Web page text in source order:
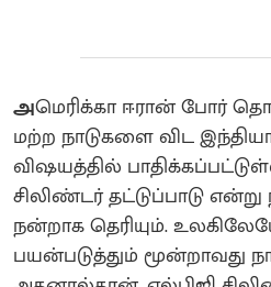
அமெரிக்கா ஈரான் போர்
மற்ற நாடுகளை விட
விஷயத்தில்
சிலிண்டர் தட்டுப்பாடு
நன்றாக தெரியும்.
பயன்படுத்தும் மூன்றாவது